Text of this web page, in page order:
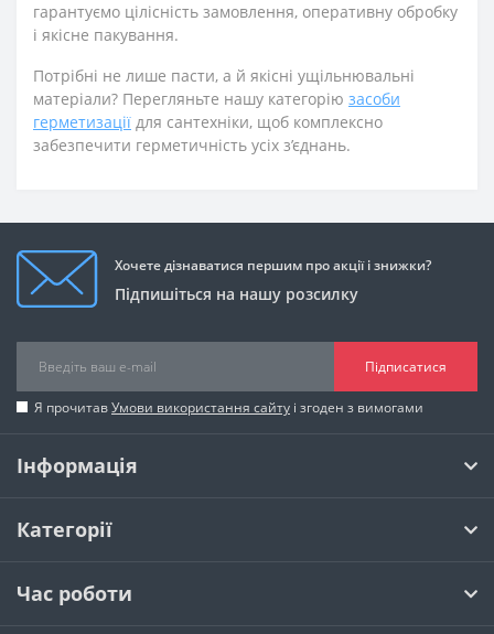
гарантуємо цілісність замовлення, оперативну обробку
і якісне пакування.
Потрібні не лише пасти, а й якісні ущільнювальні
матеріали? Перегляньте нашу категорію засоби
герметизації для сантехніки, щоб комплексно
забезпечити герметичність усіх з’єднань.
Хочете дізнаватися першим про акції і знижки?
Підпишіться на нашу розсилку
Підписатися
Я прочитавУмови використання сайту і згоден з вимогами
Інформація
Категорії
Час роботи